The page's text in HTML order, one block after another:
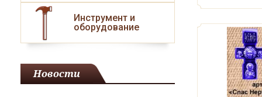
Инструмент и
оборудование
Новости